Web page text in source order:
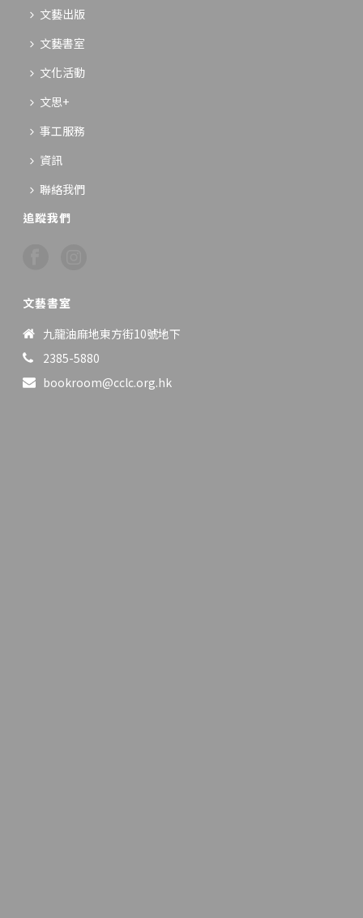
文藝出版
文藝書室
文化活動
文思+
事工服務
資訊
聯絡我們
追蹤我們
文藝書室
九龍油麻地東方街10號地下
2385-5880
bookroom@cclc.org.hk